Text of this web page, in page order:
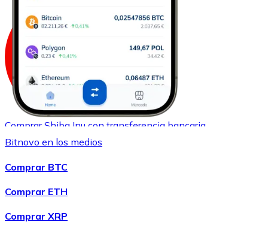
ComprarShiba Inu con transferencia bancaria
SHIB
Bitnovo en los medios
Comprar BTC
Comprar ETH
Comprar XRP